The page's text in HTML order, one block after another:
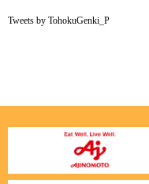
Tweets by TohokuGenki_P